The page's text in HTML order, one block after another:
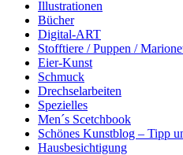
Illustrationen
Bücher
Digital-ART
Stofftiere / Puppen /
Eier-Kunst
Schmuck
Drechselarbeiten
Spezielles
Men´s Scetchbook
Schönes Kunstblog – Tipp
Hausbesichtigung